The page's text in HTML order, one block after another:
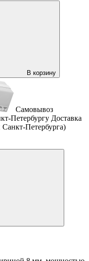
В корзину
Самовывоз
Петербургу Доставка
Петербурга)